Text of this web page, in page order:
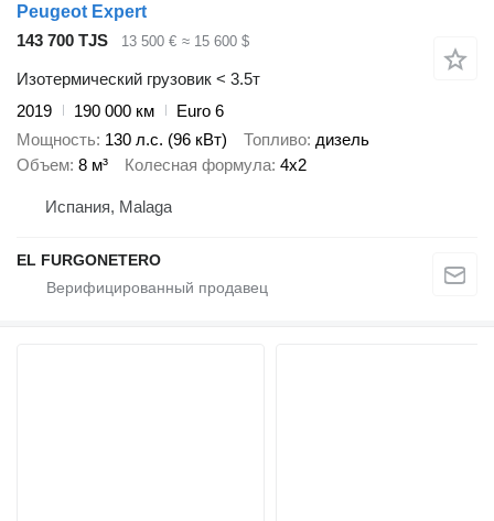
Peugeot Expert
143 700 TJS
13 500 € ≈ 15 600 $
Изотермический грузовик < 3.5т
2019
190 000 км
Euro 6
Мощность 130 л.с. (96 кВт) Топливо дизель
Объем 8 м³ Колесная формула 4x2
Испания, Malaga
EL FURGONETERO